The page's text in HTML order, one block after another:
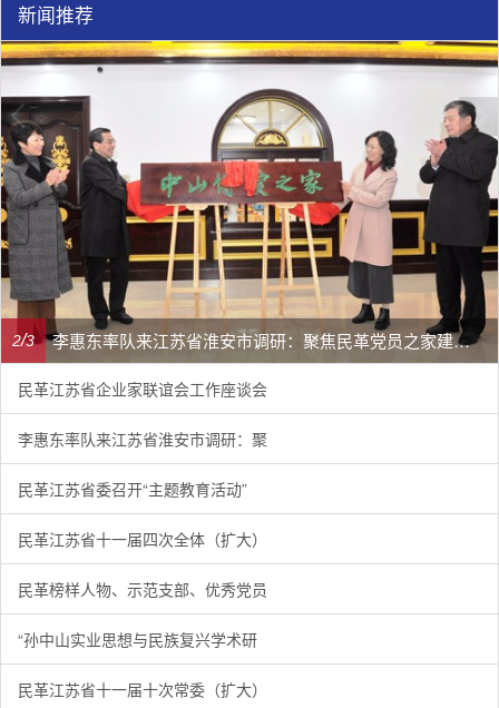
新闻推荐
李惠东率队来江苏省淮安市调研：聚焦民革党员之家建设管理、学龄前儿童爱国主义教育
2/3
民革江苏省企业家联谊会工作座谈会
李惠东率队来江苏省淮安市调研：聚
民革江苏省委召开“主题教育活动”
民革江苏省十一届四次全体（扩大）
民革榜样人物、示范支部、优秀党员
“孙中山实业思想与民族复兴学术研
民革江苏省十一届十次常委（扩大）